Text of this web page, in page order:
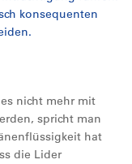
konsequenten
nicht mehr mit
spricht man
hat
die Lider